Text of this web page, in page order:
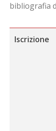
bibliografia
Iscrizione